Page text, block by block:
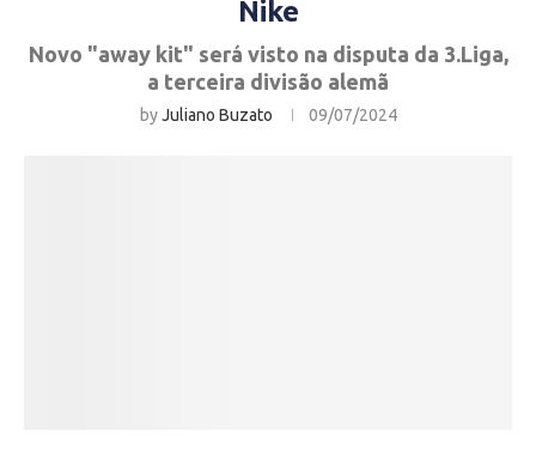
Nike
Novo "away kit" será visto na disputa da 3.Liga,
a terceira divisão alemã
byJuliano Buzato 09/07/2024